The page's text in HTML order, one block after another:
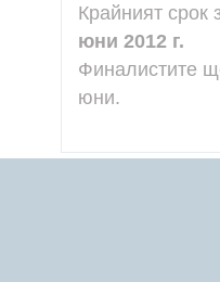
Крайният срок
юни 2012 г.
Финалистите
юни.